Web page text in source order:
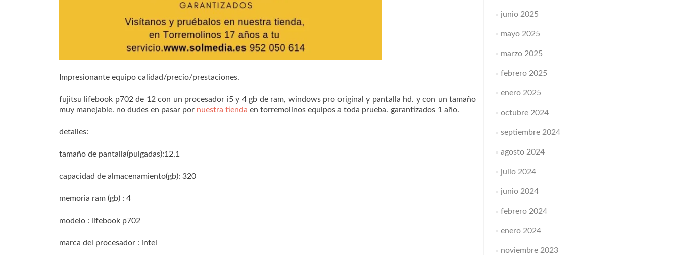
Impresionante equipo calidad/precio/prestaciones.
fujitsu lifebook p702 de 12 con un procesador i5 y 4 gb de ram, windows pro original y pantalla hd. y con un tamaño
muy manejable. no dudes en pasar por nuestra tienda en torremolinos equipos a toda prueba. garantizados 1 año.
detalles:
tamaño de pantalla(pulgadas):12,1
capacidad de almacenamiento(gb): 320
memoria ram (gb) : 4
modelo : lifebook p702
marca del procesador : intel
junio 2025
mayo 2025
marzo 2025
febrero 2025
enero 2025
octubre 2024
septiembre 2024
agosto 2024
julio 2024
junio 2024
febrero 2024
enero 2024
noviembre 2023